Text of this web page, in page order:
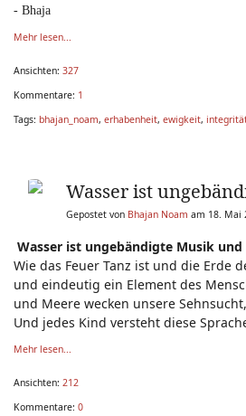
- Bhaja
Mehr lesen...
Ansichten: 327
Kommentare: 1
Tags: bhajan_noam, erhabenheit, ewigkeit,
Wasser ist
Gepostet von Bhajan Noam am 18. Mai
Wasser ist ungebändigte Musik und
Wie das Feuer Tanz ist und die Erde
und eindeutig ein Element des
und Meere wecken unsere
Und jedes Kind versteht diese
Mehr lesen...
Ansichten: 212
Kommentare: 0